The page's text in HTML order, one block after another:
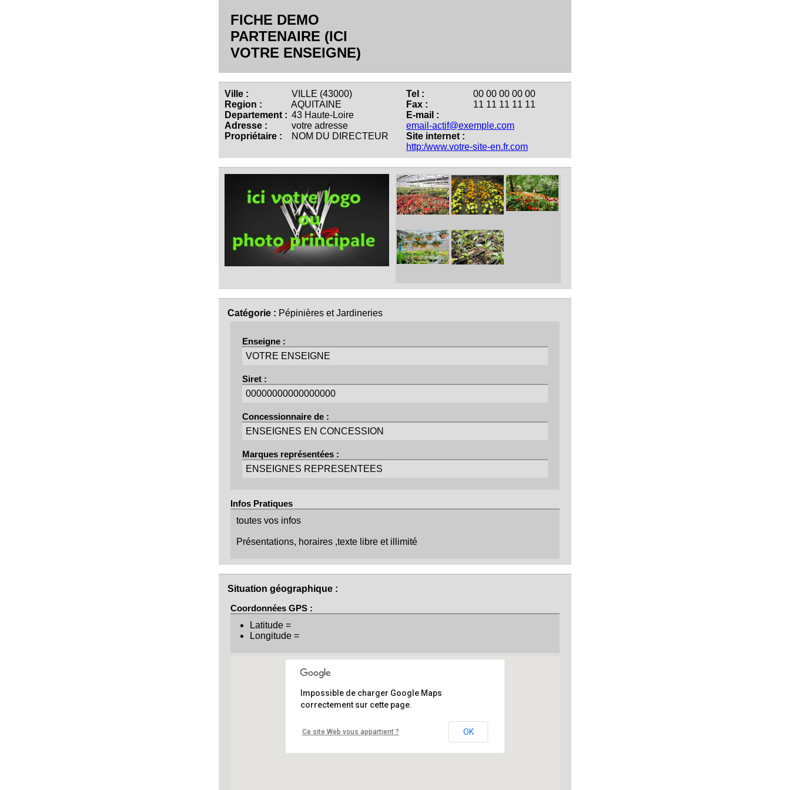
FICHE DEMO
PARTENAIRE (ICI
VOTRE ENSEIGNE)
Ville :
VILLE (43000)
Region :
AQUITAINE
Departement : 43 Haute-Loire
Adresse :
votre adresse
Propriétaire :
NOM DU DIRECTEUR
Tel :
00 00 00 00 00
Fax :
11 11 11 11 11
E-mail :
email-actif@exemple.com
Site internet :
http:/www.votre-site-en.fr.com
Catégorie : Pépinières et Jardineries
Enseigne :
VOTRE ENSEIGNE
Siret :
00000000000000000
Concessionnaire de :
ENSEIGNES EN CONCESSION
Marques représentées :
ENSEIGNES REPRESENTEES
Infos Pratiques
toutes vos infos
Présentations, horaires ,texte libre et illimité
Situation géographique :
Coordonnées GPS :
Latitude =
Longitude =
Impossible de charger Google Maps
correctement sur cette page.
Ce site Web vous appartient ? OK